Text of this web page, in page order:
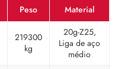
Peso Material
219300
kg
20g-Z25,
Liga de aço
médio